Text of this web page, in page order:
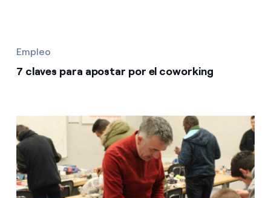
Empleo
7 claves para apostar por el coworking